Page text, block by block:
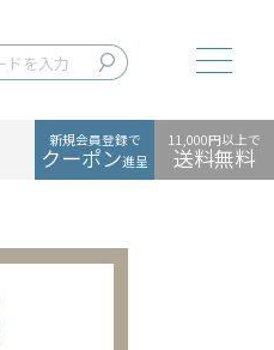
新規会員登録で
クーポン進呈
11,000円以上で
送料無料